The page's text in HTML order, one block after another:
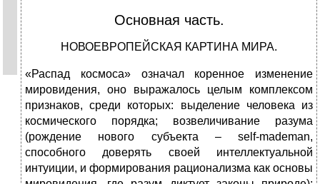
Основная часть.
НОВОЕВРОПЕЙСКАЯ КАРТИНА МИРА.
«Распад космоса» означал коренное изменение
мировидения, оно выражалось целым комплексом
признаков, среди которых: выделение человека из
космического порядка; возвеличивание разума
(рождение нового субъекта – self-mademan,
способного доверять своей интеллектуальной
интуиции, и формирования рационализма как основы